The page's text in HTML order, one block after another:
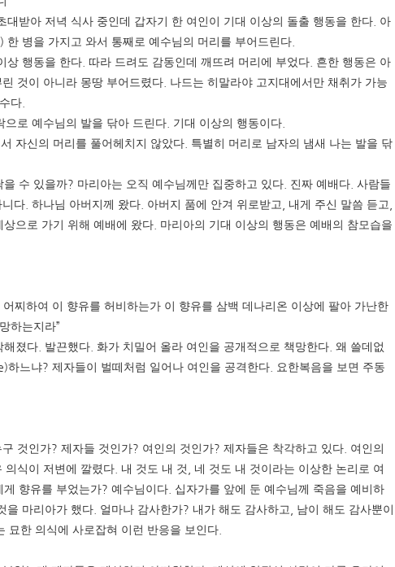
대받아 저녁 식사 중인데 갑자기 한 여인이 기대 이상의 돌출 행동을 한다 아
) 한 병을 가지고 와서 통째로 예수님의 머리를 부어드린다
상 행동을 한다 따라 드려도 감동인데 깨뜨려 머리에 부었다 흔한 행동은 아
린 것이 아니라 몽땅 부어드렸다
나드는 히말라야 고지대에서만 채취가 가능
다
으로 예수님의 발을 닦아 드린다 기대 이상의 행동이다
자신의 머리를 풀어헤치지 않았다 특별히 머리로 남자의 냄새 나는 발을 닦
을 수 있을까? 마리아는 오직 예수님께만 집중하고 있다 진짜 예배다 사람들
니다 하나님 아버지께 왔다 아버지 품에 안겨 위로받고 내게 주신 말씀 듣고
으로 가기 위해 예배에 왔다 마리아의 기대 이상의 행동은 예배의 참모습을
찌하여 이 향유를 허비하는가 이 향유를 삼백 데나리온 이상에 팔아 가난한
하는지라”
해졌다 발끈했다 화가 치밀어 올라 여인을 공개적으로 책망한다 왜 쓸데없
하느냐? 제자들이 벌떼처럼 일어나 여인을 공격한다 요한복음을 보면 주동
것인가? 제자들 것인가? 여인의 것인가? 제자들은 착각하고 있다 여인의
의식이 저변에 깔렸다 내 것도 내 것
네 것도 내 것이라는 이상한 논리로 여
게 향유를 부었는가? 예수님이다 십자가를 앞에 둔 예수님께 죽음을 예비하
을 마리아가 했다 얼마나 감사한가? 내가 해도 감사하고
남이 해도 감사뿐이
묘한 의식에 사로잡혀 이런 반응을 보인다